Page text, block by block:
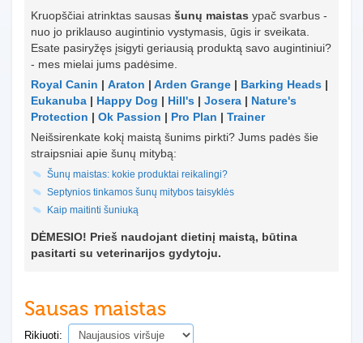
Kruopščiai atrinktas sausas šunų maistas ypač svarbus -
nuo jo priklauso augintinio vystymasis, ūgis ir sveikata.
Esate pasiryžęs įsigyti geriausią produktą savo augintiniui?
- mes mielai jums padėsime.
Royal Canin | Araton | Arden Grange | Barking Heads |
Eukanuba | Happy Dog | Hill's | Josera | Nature's
Protection | Ok Passion | Pro Plan | Trainer
Neišsirenkate kokį maistą šunims pirkti? Jums padės šie
straipsniai apie šunų mitybą:
Šunų maistas: kokie produktai reikalingi?
Septynios tinkamos šunų mitybos taisyklės
Kaip maitinti šuniuką
DĖMESIO! Prieš naudojant dietinį maistą, būtina
pasitarti su veterinarijos gydytoju.
Sausas maistas
Rikiuoti: